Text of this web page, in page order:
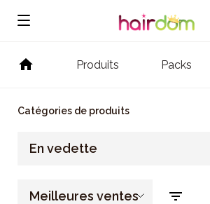
Produits Packs
Catégories de produits
En vedette
Meilleures ventes